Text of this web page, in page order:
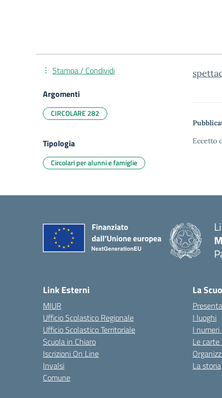
Eccetto
Stampa / Condividi
Argomenti
CIRCOLARE 282
Tipologia
Circolari per alunni e famiglie
Link Esterni
MIUR
Ufficio Scolastico Regionale
Ufficio Scolastico Territoriale
Scuola in Chiaro
Iscrizioni On Line
Invalsi
Comune
La
I luoghi
I
Le
La storia